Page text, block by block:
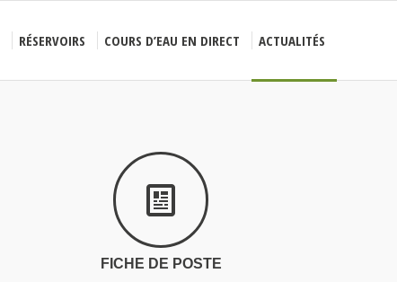
RÉSERVOIRS COURS D’EAU EN DIRECT ACTUALITÉS
FICHE DE POSTE